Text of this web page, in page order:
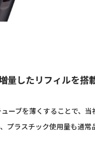
量したリフィルを搭
ーブを薄くすることで、
プラスチック使用量も通